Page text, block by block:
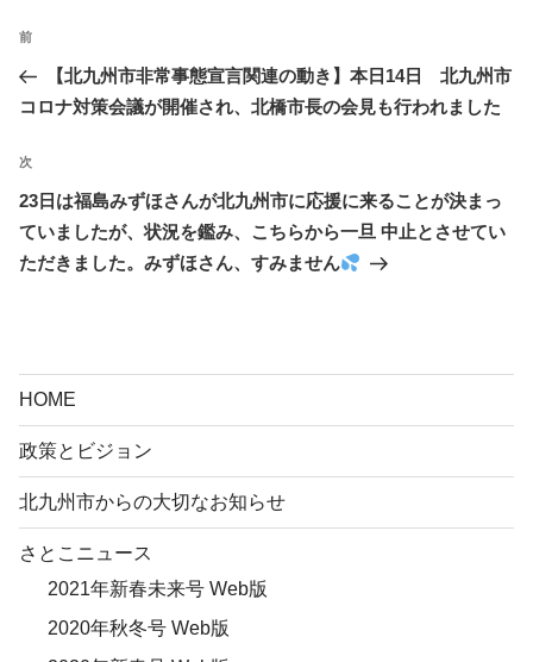
ナ
ビ
ゲ
ー
シ
ョ
前
の
投
前
【北九州市非常事態宣言関連の動き】本日14日 北九州市
コロナ対策会議が開催され、北橋市長の会見も行われました
次
の
投
稿
次
23日は福島みずほさんが北九州市に応援に来ることが決まっ
ていましたが、状況を鑑み、こちらから一旦 中止とさせてい
ただきました。みずほさん、すみません
HOME
政策とビジョン
北九州市からの大切なお知らせ
さとこニュース
2021年新春未来号 Web版
2020年秋冬号 Web版